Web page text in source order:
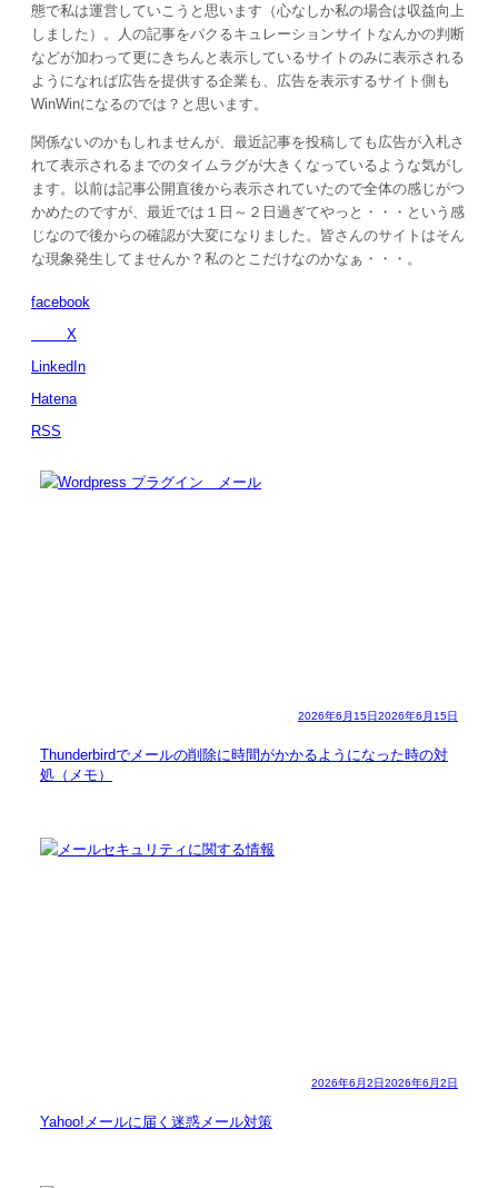
態で私は運営していこうと思います（心なしか私の場合は収益向上
しました）。人の記事をパクるキュレーションサイトなんかの判断
などが加わって更にきちんと表示しているサイトのみに表示される
ようになれば広告を提供する企業も、広告を表示するサイト側も
WinWinになるのでは？と思います。
関係ないのかもしれませんが、最近記事を投稿しても広告が入札さ
れて表示されるまでのタイムラグが大きくなっているような気がし
ます。以前は記事公開直後から表示されていたので全体の感じがつ
かめたのですが、最近では１日～２日過ぎてやっと・・・という感
じなので後からの確認が大変になりました。皆さんのサイトはそん
な現象発生してませんか？私のとこだけなのかなぁ・・・。
facebook
X
LinkedIn
Hatena
RSS
2026年6月15日2026年6月15日
Thunderbirdでメールの削除に時間がかかるようになった時の対
処（メモ）
2026年6月2日2026年6月2日
Yahoo!メールに届く迷惑メール対策